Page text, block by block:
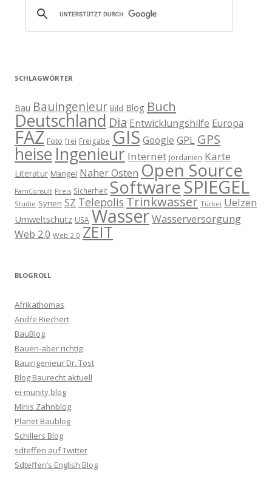
SCHLAGWÖRTER
Bau Bauingenieur Bild Blog Buch
Deutschland Dia Entwicklungshilfe Europa
FAZ Foto frei Freigabe GIS Google GPL GPS
heise Ingenieur Internet Jordanien Karte
Literatur Mangel Naher Osten Open Source
PamConsult Preis Sicherheit SoftwareSPIEGEL
Studie Syrien SZ Telepolis Trinkwasser Türkei Uelzen
Umweltschutz USA WasserWasserversorgung
Web 2.0 Web 2.0 ZEIT
BLOGROLL
Afrikathomas
Andŕe Riechert
BauBlog
Bauen-aber richtig
Bauingenieur Dr. Tost
Blog Baurecht aktuell
ei-munity blog
Minis Zahnblog
Planet Baublog
Schillers Blog
sdteffen auf Twitter
Sdteffen’s English Blog